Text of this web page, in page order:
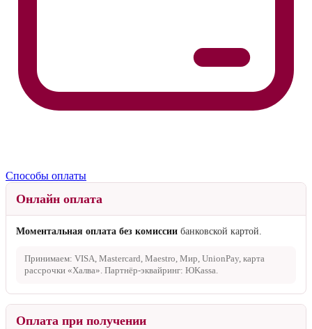
Способы оплаты
Онлайн оплата
Моментальная оплата без комиссии банковской картой.
Принимаем: VISA, Mastercard, Maestro, Мир, UnionPay, карта
рассрочки «Халва». Партнёр-эквайринг: ЮKassa.
Оплата при получении